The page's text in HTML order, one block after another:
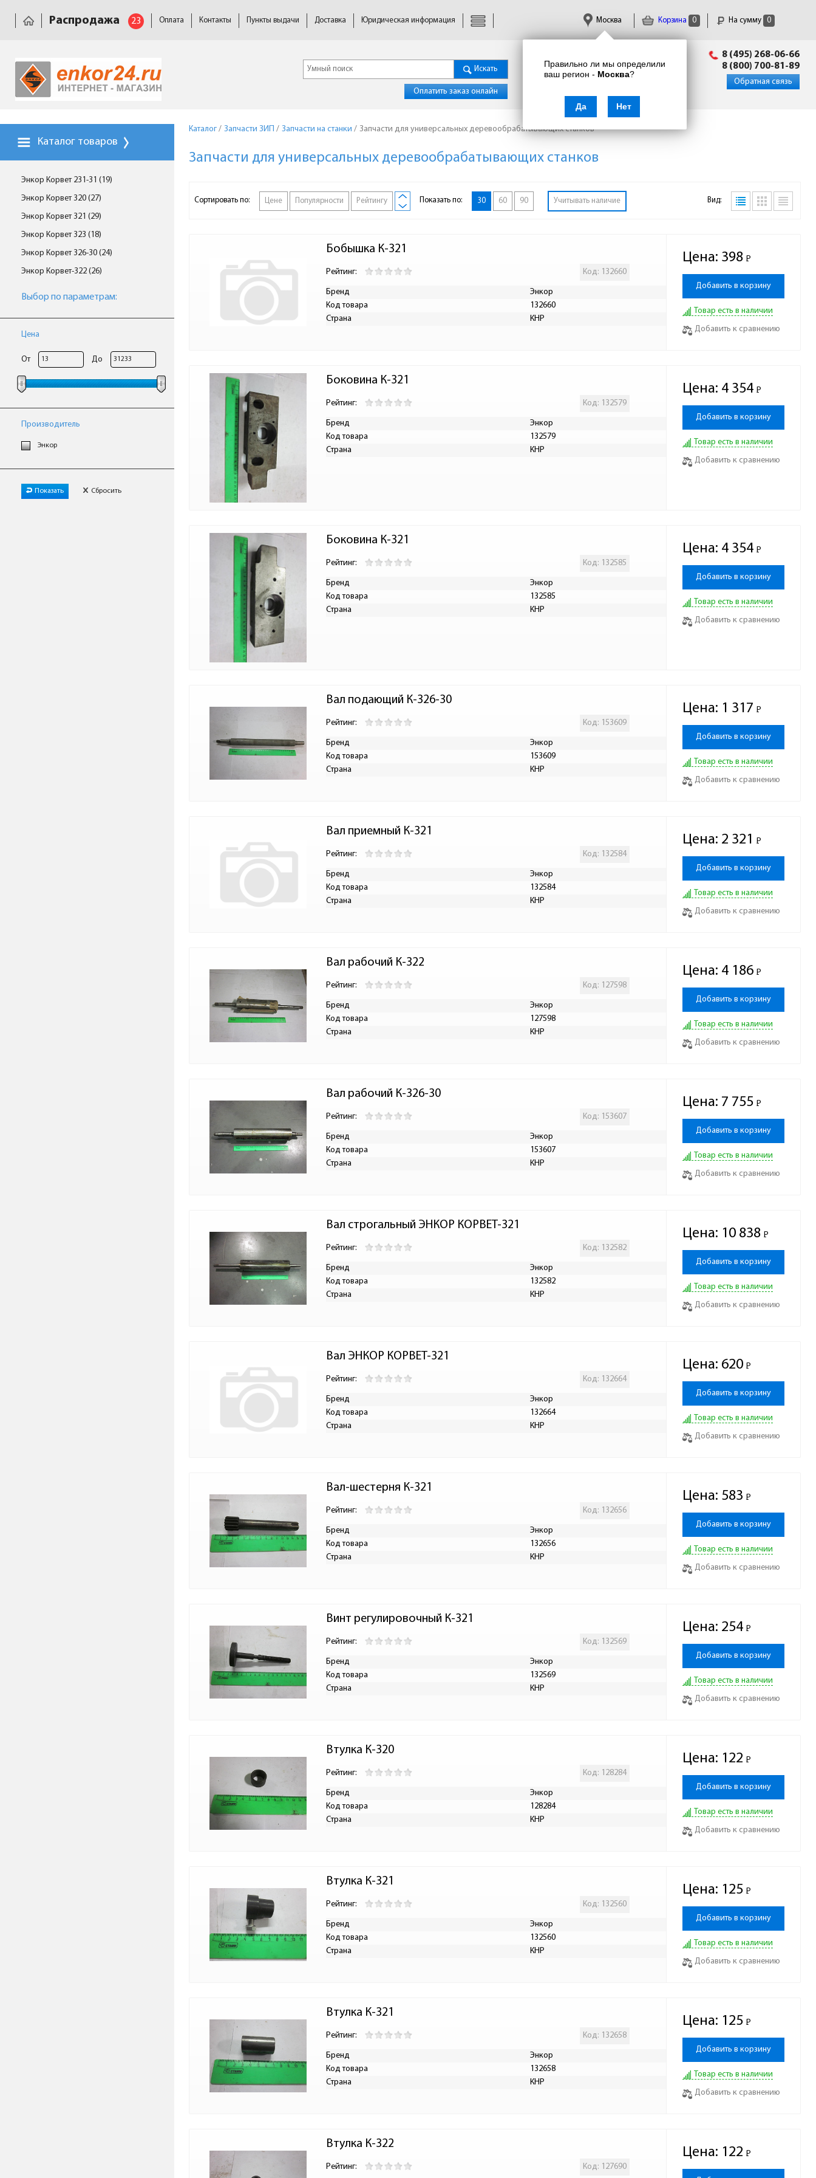
Корзина 0 На сумму 0
Правильно ли мы определили
ваш регион - Москва?
Да Нет
Москва
Распродажа 23 Оплата Контакты Пункты выдачи Доставка Юридическая информация
Искать
Оплатить заказ онлайн
info@enkor24.ru
8 (495) 268-06-66
8 (800) 700-81-89
Обратная связь
Каталог товаров
Энкор Корвет 231-31 (19)
Энкор Корвет 320 (27)
Энкор Корвет 321 (29)
Энкор Корвет 323 (18)
Энкор Корвет 326-30 (24)
Энкор Корвет-322 (26)
Выбор по параметрам:
Цена
От До
Производитель
Энкор
Показать Сбросить
Каталог / Запчасти ЗИП / Запчасти на станки / Запчасти для универсальных деревообрабатывающих станков
Запчасти для универсальных деревообрабатывающих станков
Сортировать по: Цене Популярности Рейтингу Показать по: 30 60 90 Учитывать наличие Вид:
Бобышка К-321
Рейтинг: Код: 132660
Бренд
Энкор
Код товара
132660
Страна
КНР
Цена: 398 Р
-
Добавить в корзину
Товар есть в наличии
Добавить к сравнению
Боковина К-321
Рейтинг: Код: 132579
Бренд
Энкор
Код товара
132579
Страна
КНР
Цена: 4 354 Р
-
Добавить в корзину
Товар есть в наличии
Добавить к сравнению
Боковина К-321
Рейтинг: Код: 132585
Бренд
Энкор
Код товара
132585
Страна
КНР
Цена: 4 354 Р
-
Добавить в корзину
Товар есть в наличии
Добавить к сравнению
Вал подающий К-326-30
Рейтинг: Код: 153609
Бренд
Энкор
Код товара
153609
Страна
КНР
Цена: 1 317 Р
-
Добавить в корзину
Товар есть в наличии
Добавить к сравнению
Вал приемный К-321
Рейтинг: Код: 132584
Бренд
Энкор
Код товара
132584
Страна
КНР
Цена: 2 321 Р
-
Добавить в корзину
Товар есть в наличии
Добавить к сравнению
Вал рабочий К-322
Рейтинг: Код: 127598
Бренд
Энкор
Код товара
127598
Страна
КНР
Цена: 4 186 Р
-
Добавить в корзину
Товар есть в наличии
Добавить к сравнению
Вал рабочий К-326-30
Рейтинг: Код: 153607
Бренд
Энкор
Код товара
153607
Страна
КНР
Цена: 7 755 Р
-
Добавить в корзину
Товар есть в наличии
Добавить к сравнению
Вал строгальный ЭНКОР КОРВЕТ-321
Рейтинг: Код: 132582
Бренд
Энкор
Код товара
132582
Страна
КНР
Цена: 10 838 Р
-
Добавить в корзину
Товар есть в наличии
Добавить к сравнению
Вал ЭНКОР КОРВЕТ-321
Рейтинг: Код: 132664
Бренд
Энкор
Код товара
132664
Страна
КНР
Цена: 620 Р
-
Добавить в корзину
Товар есть в наличии
Добавить к сравнению
Вал-шестерня К-321
Рейтинг: Код: 132656
Бренд
Энкор
Код товара
132656
Страна
КНР
Цена: 583 Р
-
Добавить в корзину
Товар есть в наличии
Добавить к сравнению
Винт регулировочный К-321
Рейтинг: Код: 132569
Бренд
Энкор
Код товара
132569
Страна
КНР
Цена: 254 Р
-
Добавить в корзину
Товар есть в наличии
Добавить к сравнению
Втулка К-320
Рейтинг: Код: 128284
Бренд
Энкор
Код товара
128284
Страна
КНР
Цена: 122 Р
-
Добавить в корзину
Товар есть в наличии
Добавить к сравнению
Втулка К-321
Рейтинг: Код: 132560
Бренд
Энкор
Код товара
132560
Страна
КНР
Цена: 125 Р
-
Добавить в корзину
Товар есть в наличии
Добавить к сравнению
Втулка К-321
Рейтинг: Код: 132658
Бренд
Энкор
Код товара
132658
Страна
КНР
Цена: 125 Р
-
Добавить в корзину
Товар есть в наличии
Добавить к сравнению
Втулка К-322
Рейтинг: Код: 127690
Цена: 122 Р
-